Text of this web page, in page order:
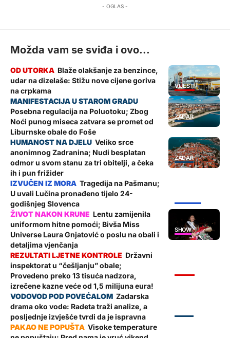
- OGLAS -
Možda vam se sviđa i ovo...
VIJESTI
Blaže olakšanje za benzince,
udar na dizelaše: Stižu nove cijene goriva
na crpkama
ZADAR
Posebna regulacija na Poluotoku; Zbog
Noći punog miseca zatvara se promet od
Liburnske obale do Foše
ZADAR
Veliko srce
anonimnog Zadranina; Nudi besplatan
odmor u svom stanu za tri obitelji, a čeka
ih i pun frižider
Tragedija na Pašmanu;
U uvali Lučina pronađeno tijelo 24-
godišnjeg Slovenca
SHOW
Lentu zamijenila
uniformom hitne pomoći; Bivša Miss
Universe Laura Gnjatović o poslu na obali i
detaljima vjenčanja
Državni
inspektorat u “češljanju” obale;
Provedeno preko 13 tisuća nadzora,
izrečene kazne veće od 1,5 milijuna eura!
Zadarska
drama oko vode: Radeta traži analize, a
posljednje izvješće tvrdi da je ispravna
Visoke temperature